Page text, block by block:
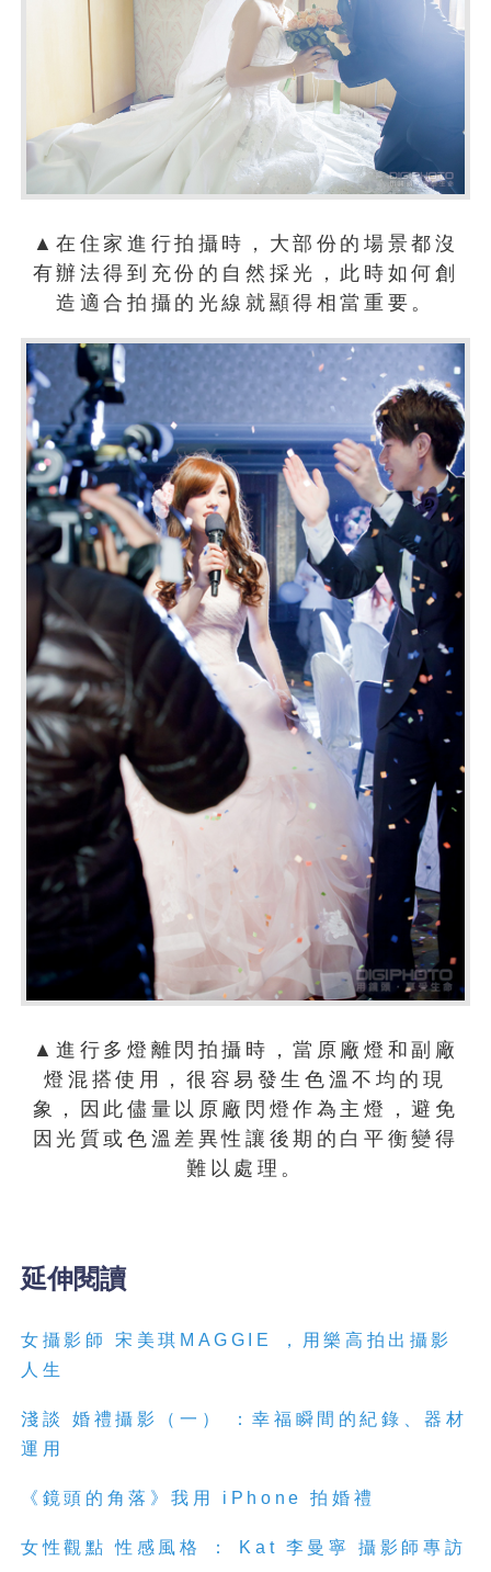
▲在住家進行拍攝時，大部份的場景都沒
有辦法得到充份的自然採光，此時如何創
造適合拍攝的光線就顯得相當重要。
▲進行多燈離閃拍攝時，當原廠燈和副廠
燈混搭使用，很容易發生色溫不均的現
象，因此儘量以原廠閃燈作為主燈，避免
因光質或色溫差異性讓後期的白平衡變得
難以處理。
延伸閱讀
女攝影師 宋美琪 MAGGIE
，用樂高拍出攝影
人生
淺談 婚禮攝影 （一）
：幸福瞬間的紀錄、器材
運用
《鏡頭的角落》我用 iPhone拍婚禮
女性觀點 性感風格 ： Kat 李曼寧 攝影 師專訪